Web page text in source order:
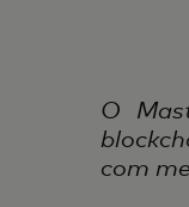
O
com